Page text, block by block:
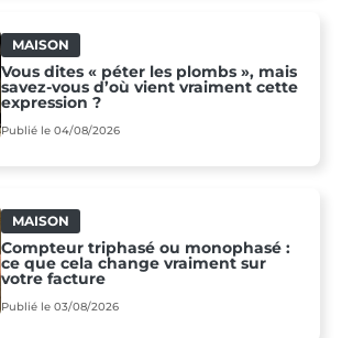
MAISON
Vous dites « péter les plombs », mais
savez-vous d’où vient vraiment cette
expression ?
Publié le 04/08/2026
MAISON
Compteur triphasé ou monophasé :
ce que cela change vraiment sur
votre facture
Publié le 03/08/2026